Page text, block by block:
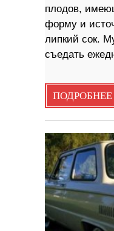
плодов,
форму и
липкий сок.
съедать
ПОДРОБНЕЕ